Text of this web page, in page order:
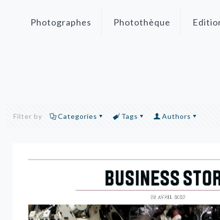
Photographes Photothèque
Filter by Categories Tags Authors